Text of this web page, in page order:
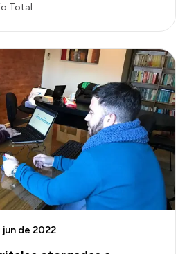
Total
jun de 2022